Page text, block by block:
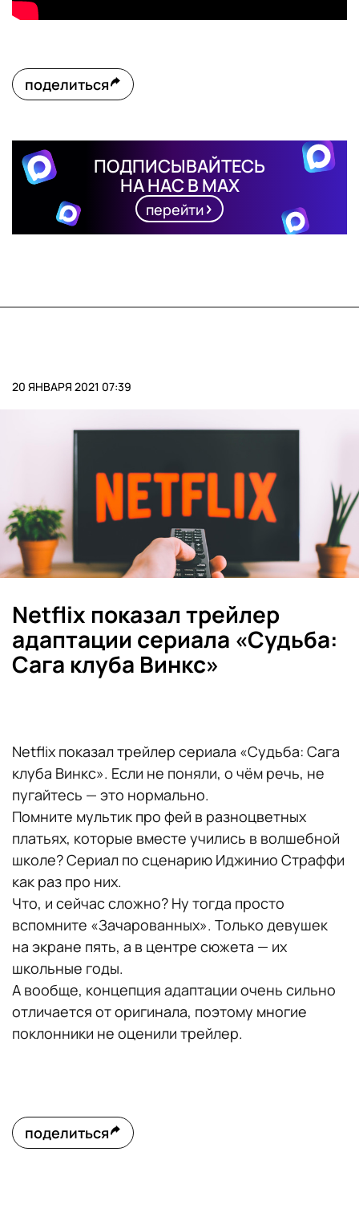
поделиться
ПОДПИСЫВАЙТЕСЬ
НА НАС В MAX
перейти
20 ЯНВАРЯ 2021 07:39
Netflix показал трейлер
адаптации сериала «Судьба:
Сага клуба Винкс»
Netflix показал трейлер сериала «Судьба: Сага
клуба Винкс». Если не поняли, о чём речь, не
пугайтесь — это нормально.
Помните мультик про фей в разноцветных
платьях, которые вместе учились в волшебной
школе? Сериал по сценарию Иджинио Страффи
как раз про них.
Что, и сейчас сложно? Ну тогда просто
вспомните «Зачарованных». Только девушек
на экране пять, а в центре сюжета — их
школьные годы.
А вообще, концепция адаптации очень сильно
отличается от оригинала, поэтому многие
поклонники не оценили трейлер.
поделиться